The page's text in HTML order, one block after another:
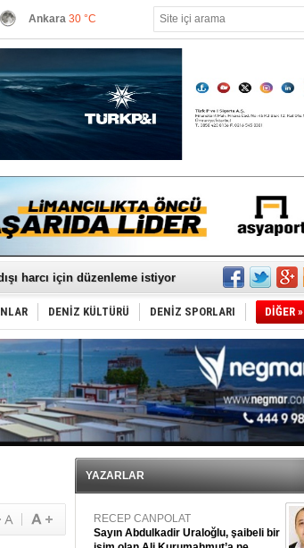
Ankara 30 °C
Antalya28 °C
Muğla 26 °C
Çanakkale 32 °C
harcı için düzenleme istiyor
başlıyor
Başkanını seçti!
halkı tehdit ediyor
yerini alamaz”
omurga: NB26
DENİZ KÜLTÜRÜ DENİZ SPORLARI DİĞER »
YAZARLAR
RECEP CANPOLAT
Sayın Abdulkadir Uraloğlu, şaibeli bir